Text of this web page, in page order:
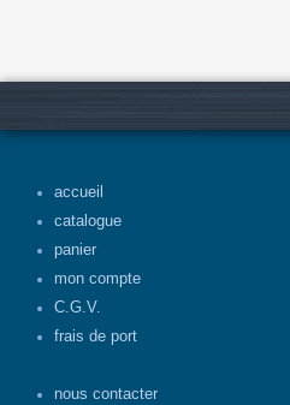
accueil
catalogue
panier
mon compte
C.G.V.
frais de port
nous contacter